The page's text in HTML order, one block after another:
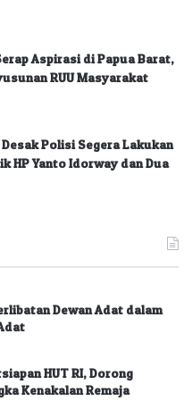
Aspirasi di Papua Barat,
RUU Masyarakat
Polisi Segera Lakukan
HP Yanto Idorway dan Dua
Dewan Adat dalam
HUT RI, Dorong
Kenakalan Remaja